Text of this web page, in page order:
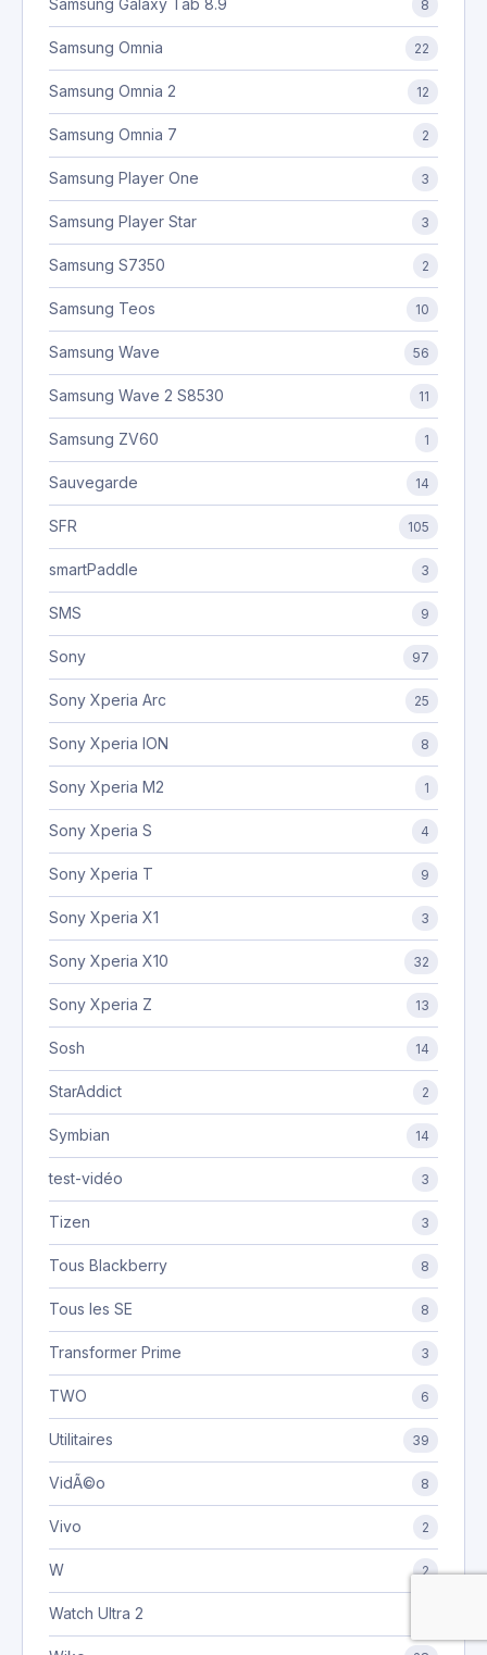
Samsung Galaxy Tab 8.9 8
Samsung Omnia 22
Samsung Omnia 2 12
Samsung Omnia 7 2
Samsung Player One 3
Samsung Player Star 3
Samsung S7350 2
Samsung Teos 10
Samsung Wave 56
Samsung Wave 2 S8530 11
Samsung ZV60 1
Sauvegarde 14
SFR 105
smartPaddle 3
SMS 9
Sony 97
Sony Xperia Arc 25
Sony Xperia ION 8
Sony Xperia M2 1
Sony Xperia S 4
Sony Xperia T 9
Sony Xperia X1 3
Sony Xperia X10 32
Sony Xperia Z 13
Sosh 14
StarAddict 2
Symbian 14
test-vidéo 3
Tizen 3
Tous Blackberry 8
Tous les SE 8
Transformer Prime 3
TWO 6
Utilitaires 39
VidÃ©o 8
Vivo 2
W 2
Watch Ultra 2